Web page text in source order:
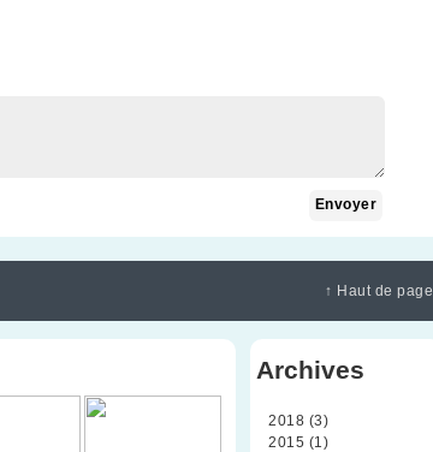
↑ Haut de page
Archives
2018 (3)
2015 (1)